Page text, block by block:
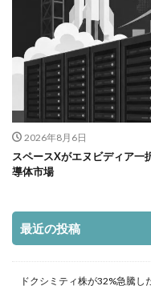
2026年8月6日
スペースXがエヌビディア
導体市場
最近の投稿
ドクシミティ株が32%急騰